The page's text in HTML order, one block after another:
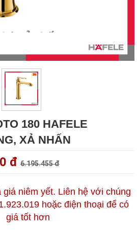
180 HAFELE
XẢ NHẤN
đ 6.195.455 đ
giá niêm yết. Liên hệ với chúng
hoặc điện thoại để có
giá tốt hơn